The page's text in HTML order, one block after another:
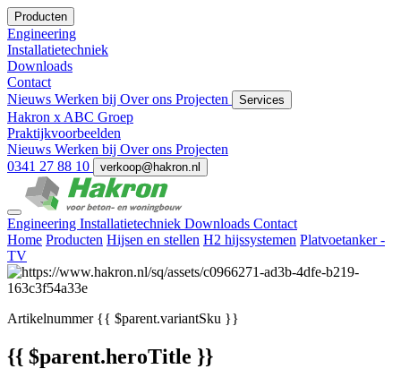
Producten
Engineering
Installatietechniek
Downloads
Contact
Nieuws Werken bij Over ons Projecten Services
Hakron x ABC Groep
Praktijkvoorbeelden
Nieuws Werken bij Over ons Projecten
0341 27 88 10
verkoop@hakron.nl
Engineering Installatietechniek Downloads Contact
Home Producten Hijsen en stellen H2 hijssystemen Platvoetanker -
TV
Artikelnummer{{ $parent.variantSku }}
{{ $parent.heroTitle }}